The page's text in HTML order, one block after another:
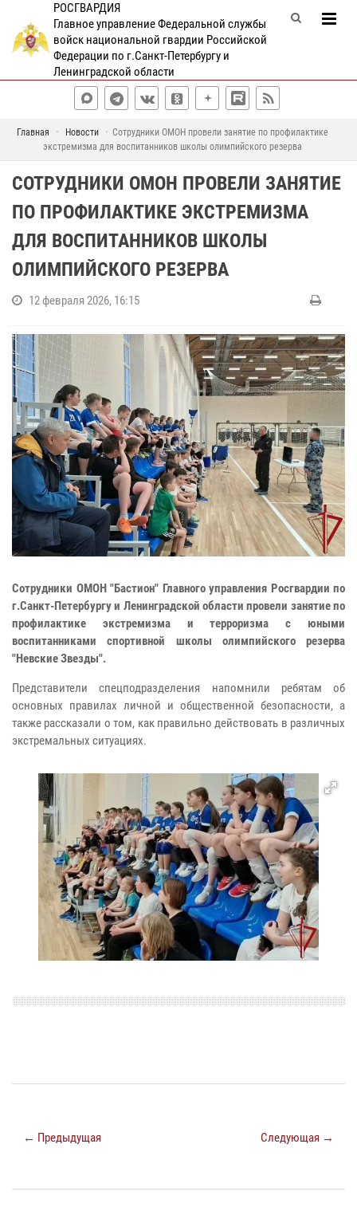
РОСГВАРДИЯ
Главное управление Федеральной службы
войск национальной гвардии Российской
Федерации по г.Санкт-Петербургу и
Ленинградской области
Главная Новости
Сотрудники ОМОН провели занятие по профилактике
экстремизма для воспитанников школы олимпийского резерва
СОТРУДНИКИ ОМОН ПРОВЕЛИ ЗАНЯТИЕ
ПО ПРОФИЛАКТИКЕ ЭКСТРЕМИЗМА
ДЛЯ ВОСПИТАННИКОВ ШКОЛЫ
ОЛИМПИЙСКОГО РЕЗЕРВА
12 февраля 2026, 16:15
Сотрудники ОМОН "Бастион" Главного управления Росгвардии по
г.Санкт-Петербургу и Ленинградской области провели занятие по
профилактике экстремизма и терроризма с юными
воспитанниками спортивной школы олимпийского резерва
"Невские Звезды".
Представители спецподразделения напомнили ребятам об
основных правилах личной и общественной безопасности, а
также рассказали о том, как правильно действовать в различных
экстремальных ситуациях.
← Предыдущая Следующая →